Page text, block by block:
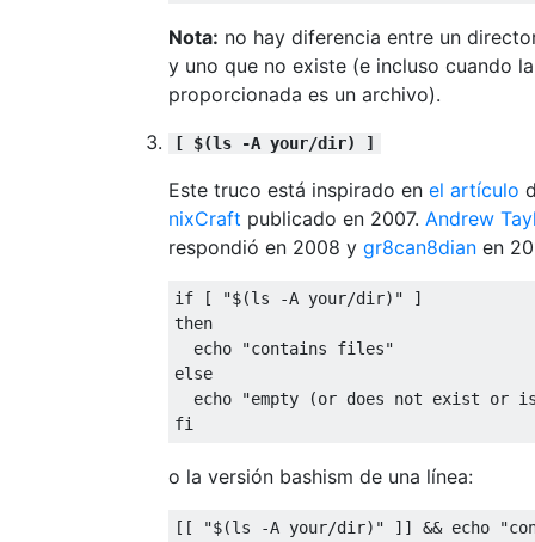
Nota: no hay diferencia entre un
y uno que no existe (e incluso cuando
proporcionada es un archivo).
[ $(ls -A your/dir) ]
Este truco está inspirado en el artículo
nixCraft publicado en 2007. Andrew
respondió en 2008 y gr8can8dian en
if [ "$(ls -A your/dir)"
]
then
  echo
"contains files"
else
  echo
"empty (or does not exist or
fi
o la versión bashism de una línea:
[[ "$(ls -A your/dir)" ]] && echo